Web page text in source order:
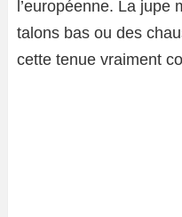
l’européenne. La
talons bas ou des
cette tenue vraiment